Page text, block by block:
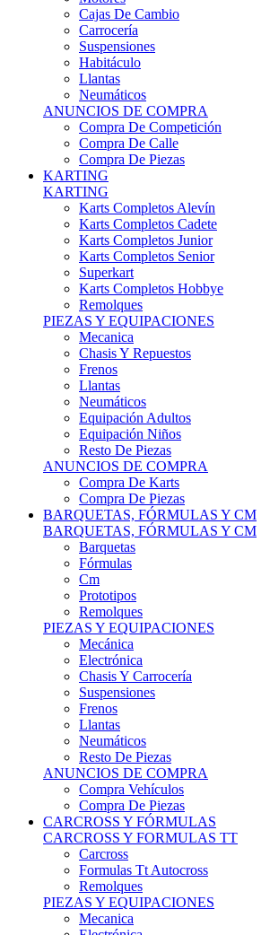
Cajas De Cambio
Carrocería
Suspensiones
Habitáculo
Llantas
Neumáticos
ANUNCIOS DE COMPRA
Compra De Competición
Compra De Calle
Compra De Piezas
KARTING
KARTING
Karts Completos Alevín
Karts Completos Cadete
Karts Completos Junior
Karts Completos Senior
Superkart
Karts Completos Hobbye
Remolques
PIEZAS Y EQUIPACIONES
Mecanica
Chasis Y Repuestos
Frenos
Llantas
Neumáticos
Equipación Adultos
Equipación Niños
Resto De Piezas
ANUNCIOS DE COMPRA
Compra De Karts
Compra De Piezas
BARQUETAS, FÓRMULAS Y CM
BARQUETAS, FÓRMULAS Y CM
Barquetas
Fórmulas
Cm
Prototipos
Remolques
PIEZAS Y EQUIPACIONES
Mecánica
Electrónica
Chasis Y Carrocería
Suspensiones
Frenos
Llantas
Neumáticos
Resto De Piezas
ANUNCIOS DE COMPRA
Compra Vehículos
Compra De Piezas
CARCROSS Y FÓRMULAS
CARCROSS Y FORMULAS TT
Carcross
Formulas Tt Autocross
Remolques
PIEZAS Y EQUIPACIONES
Mecanica